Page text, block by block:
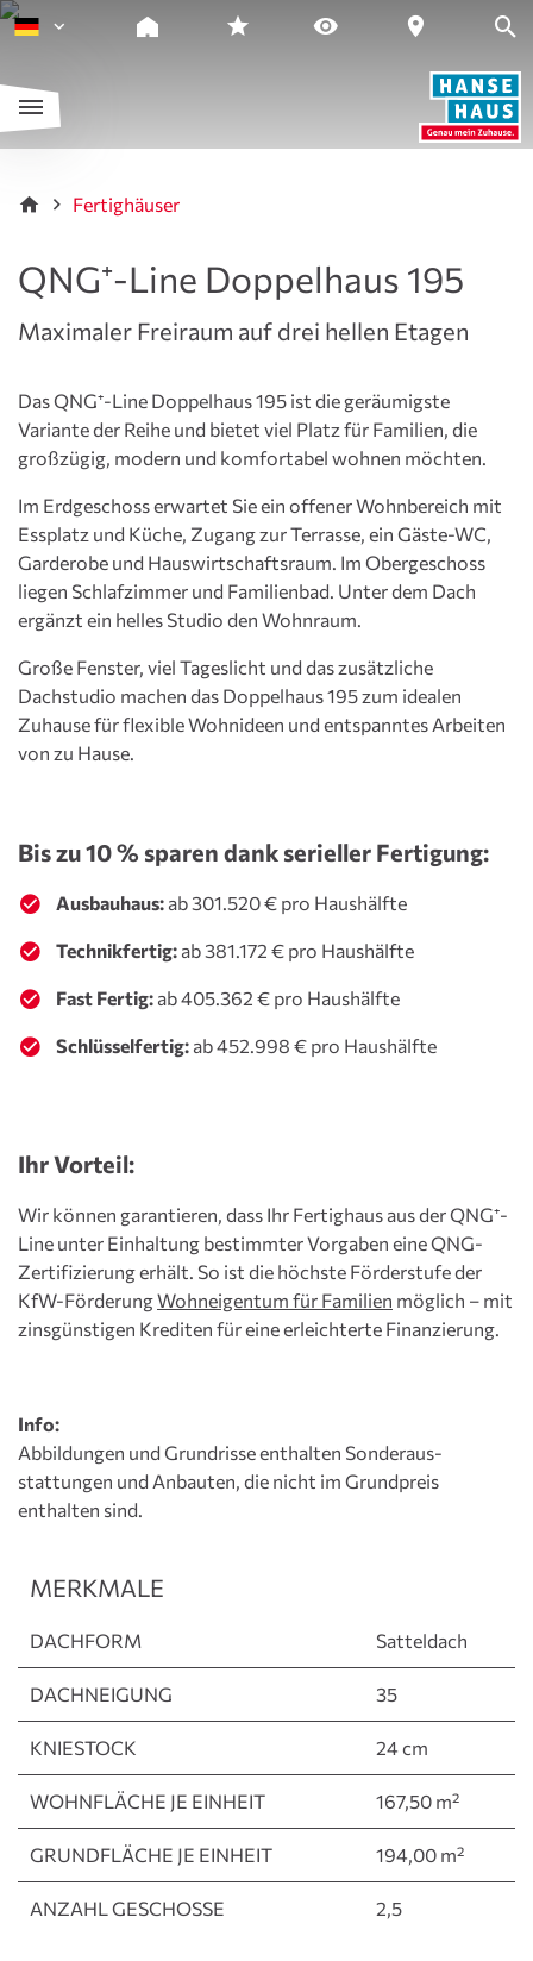
Fertighäuser
Maximaler Freiraum auf drei hellen Etagen
QNG⁺-Line Doppelhaus 195
Das QNG⁺-Line Doppelhaus 195 ist die geräumigste
Variante der Reihe und bietet viel Platz für Familien, die
großzügig, modern und komfortabel wohnen möchten.
Im Erdgeschoss erwartet Sie ein offener Wohnbereich mit
Essplatz und Küche, Zugang zur Terrasse, ein Gäste-WC,
Garderobe und Hauswirtschaftsraum. Im Obergeschoss
liegen Schlafzimmer und Familienbad. Unter dem Dach
ergänzt ein helles Studio den Wohnraum.
Große Fenster, viel Tageslicht und das zusätzliche
Dachstudio machen das Doppelhaus 195 zum idealen
Zuhause für flexible Wohnideen und entspanntes Arbeiten
von zu Hause.
Bis zu 10 % sparen dank serieller Fertigung:
Ausbauhaus: ab 301.520 € pro Haushälfte
Technikfertig: ab 381.172 € pro Haushälfte
Fast Fertig: ab 405.362 € pro Haushälfte
Schlüsselfertig: ab 452.998 € pro Haushälfte
Ihr Vorteil:
Wir können garantieren, dass Ihr Fertighaus aus der QNG⁺-
Line unter Einhaltung bestimmter Vorgaben eine QNG-
Zertifizierung erhält. So ist die höchste Förderstufe der
KfW-FörderungWohneigentum für Familien möglich – mit
zinsgünstigen Krediten für eine erleichterte Finanzierung.
Info:
Abbildungen und Grundrisse enthalten Sonderaus­
stattungen und Anbauten, die nicht im Grundpreis
enthalten sind.
MERKMALE
DACHFORM Satteldach
DACHNEIGUNG 35
KNIESTOCK 24 cm
WOHNFLÄCHE JE EINHEIT 167,50 m²
GRUNDFLÄCHE JE EINHEIT 194,00 m²
ANZAHL GESCHOSSE 2,5